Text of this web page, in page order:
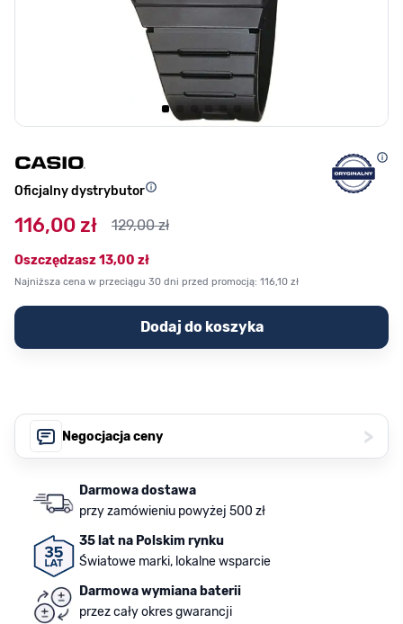
Oficjalny dystrybutor
116,00 zł 129,00 zł
Oszczędzasz13,00 zł
Najniższa cena w przeciągu 30 dni przed promocją: 116,10 zł
Dodaj do koszyka
Negocjacja ceny >
Darmowa dostawa
przy zamówieniu powyżej 500 zł
35 lat na Polskim rynku
Światowe marki, lokalne wsparcie
Darmowa wymiana baterii
przez cały okres gwarancji